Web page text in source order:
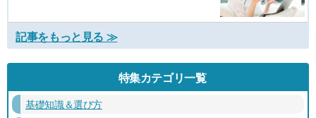
記事をもっと見る ≫
特集カテゴリ一覧
基礎知識＆選び方